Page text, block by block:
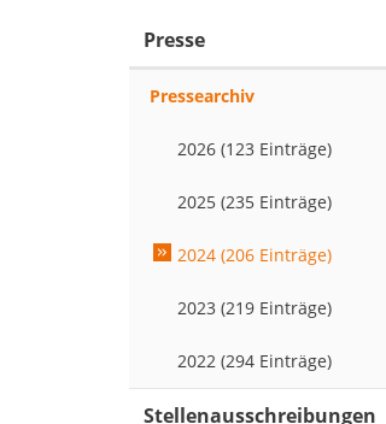
Presse
Pressearchiv
2026 (123 Einträge)
2025 (235 Einträge)
2024 (206 Einträge)
2023 (219 Einträge)
2022 (294 Einträge)
Stellenausschreibungen